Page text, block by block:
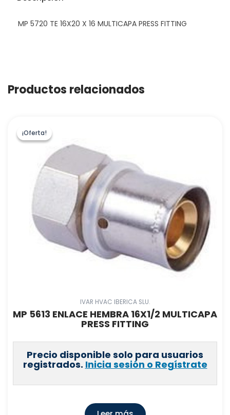
MP 5720 TE 16X20 X 16 MULTICAPA PRESS FITTING
Productos relacionados
¡Oferta!
¡Oferta!
IVAR HVAC IBERICA SLU.
MP 5613 ENLACE HEMBRA 16X1/2 MULTICAPA
PRESS FITTING
Precio disponible solo para usuarios
registrados. Inicia sesión o Regístrate